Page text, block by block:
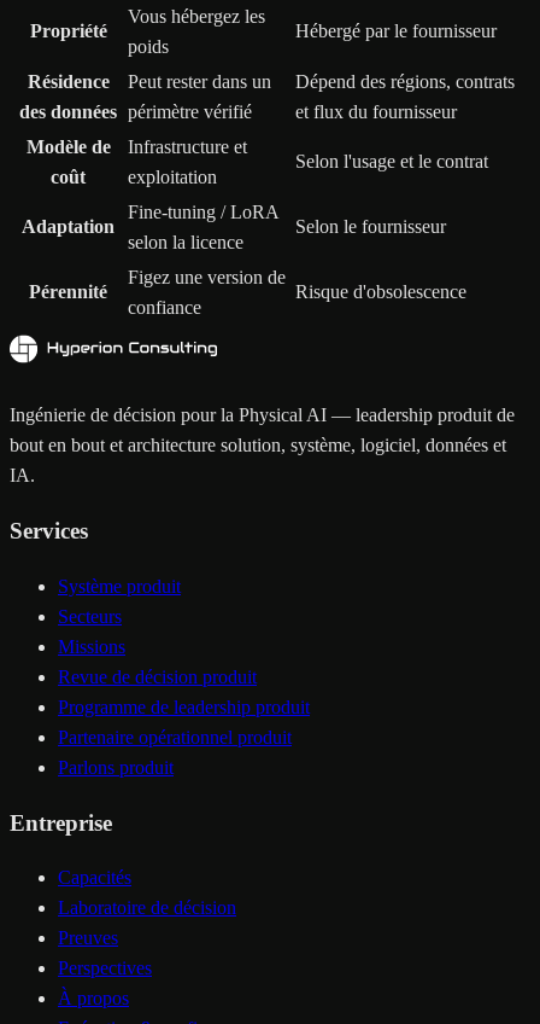
Propriété
Vous hébergez les
poids
Hébergé par le fournisseur
Résidence
des données
Peut rester dans un
périmètre vérifié
Dépend des régions, contrats
et flux du fournisseur
Modèle de
coût
Infrastructure et
exploitation
Selon l'usage et le contrat
Adaptation
Fine-tuning / LoRA
selon la licence
Selon le fournisseur
Pérennité
Figez une version de
confiance
Risque d'obsolescence
Ingénierie de décision pour la Physical AI — leadership produit de
bout en bout et architecture solution, système, logiciel, données et
IA.
Services
Système produit
Secteurs
Missions
Revue de décision produit
Programme de leadership produit
Partenaire opérationnel produit
Parlons produit
Entreprise
Capacités
Laboratoire de décision
Preuves
Perspectives
À propos